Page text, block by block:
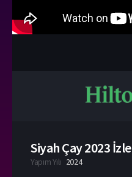
Siyah Çay 2023 İzle
Yapım Yılı 2024